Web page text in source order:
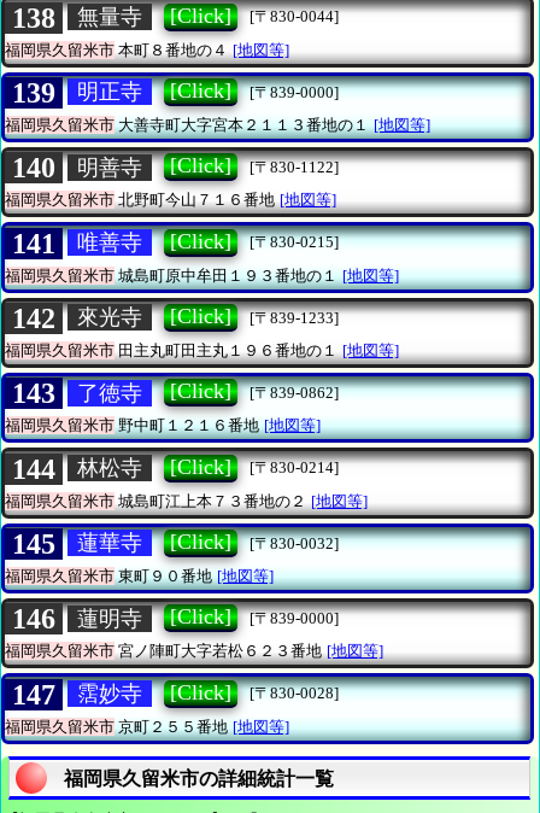
138 無量寺 [Click]
[〒830-0044]
福岡県久留米市 本町８番地の４ [地図等]
139 明正寺 [Click]
[〒839-0000]
福岡県久留米市大善寺町大字宮本２１１３番地の１ [地図等]
140 明善寺 [Click]
[〒830-1122]
福岡県久留米市北野町今山７１６番地 [地図等]
141 唯善寺 [Click]
[〒830-0215]
福岡県久留米市城島町原中牟田１９３番地の１ [地図等]
142 來光寺 [Click]
[〒839-1233]
福岡県久留米市 田主丸町田主丸１９６番地の１ [地図等]
143 了徳寺 [Click]
[〒839-0862]
福岡県久留米市野中町１２１６番地 [地図等]
144 林松寺 [Click]
[〒830-0214]
福岡県久留米市 城島町江上本７３番地の２ [地図等]
145 蓮華寺 [Click]
[〒830-0032]
福岡県久留米市東町９０番地 [地図等]
146 蓮明寺 [Click]
[〒839-0000]
福岡県久留米市宮ノ陣町大字若松６２３番地 [地図等]
147 霑妙寺 [Click]
[〒830-0028]
福岡県久留米市京町２５５番地 [地図等]
福岡県久留米市の詳細統計一覧